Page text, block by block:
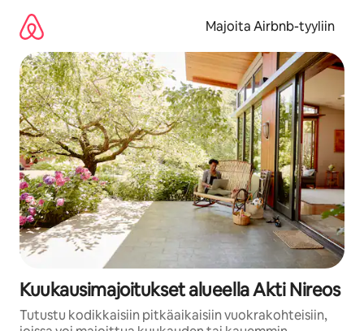
sisältö
väliin
Majoita Airbnb-tyyliin
Kuukausimajoitukset alueella Akti Nireos
Tutustu kodikkaisiin pitkäaikaisiin vuokrakohteisiin,